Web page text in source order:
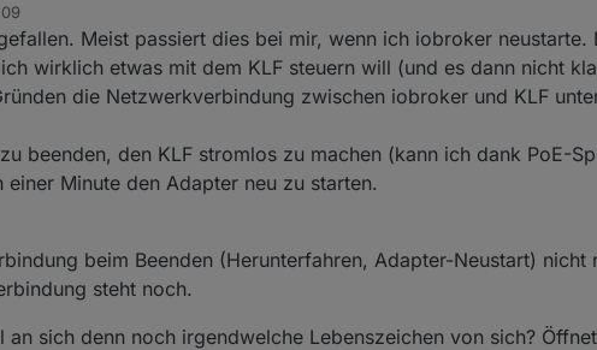
Meist passiert dies bei mir, wenn ich iobroker neustarte.
wirklich etwas mit dem KLF steuern will (und es dann nicht
die Netzwerkverbindung zwischen iobroker und KLF
beenden, den KLF stromlos zu machen (kann ich dank PoE-
Minute den Adapter neu zu starten.
beim Beenden (Herunterfahren, Adapter-Neustart) nicht
steht noch.
an sich denn noch irgendwelche Lebenszeichen von sich?